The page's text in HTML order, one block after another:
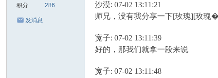
积分 286
发消息
沙漠: 07-02 13:11:21
师兄，没有我分享一下[玫瑰][玫
宽子: 07-02 13:11:39
好的，那我们就拿一段来说
宽子: 07-02 13:11:48